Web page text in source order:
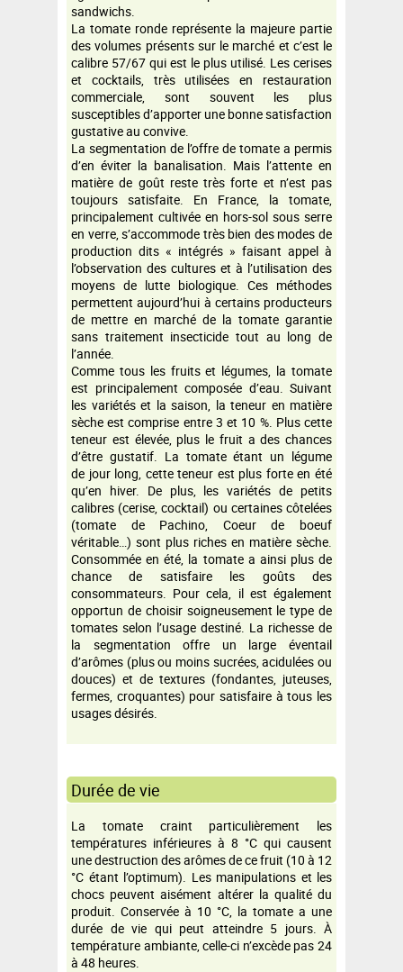
sandwichs.
La tomate ronde représente la majeure partie
des volumes présents sur le marché et c’est le
calibre 57/67 qui est le plus utilisé. Les cerises
et cocktails, très utilisées en restauration
commerciale, sont souvent les plus
susceptibles d’apporter une bonne satisfaction
gustative au convive.
La segmentation de l’offre de tomate a permis
d’en éviter la banalisation. Mais l’attente en
matière de goût reste très forte et n’est pas
toujours satisfaite. En France, la tomate,
principalement cultivée en hors-sol sous serre
en verre, s’accommode très bien des modes de
production dits « intégrés » faisant appel à
l’observation des cultures et à l’utilisation des
moyens de lutte biologique. Ces méthodes
permettent aujourd’hui à certains producteurs
de mettre en marché de la tomate garantie
sans traitement insecticide tout au long de
l’année.
Comme tous les fruits et légumes, la tomate
est principalement composée d’eau. Suivant
les variétés et la saison, la teneur en matière
sèche est comprise entre 3 et 10 %. Plus cette
teneur est élevée, plus le fruit a des chances
d’être gustatif. La tomate étant un légume
de jour long, cette teneur est plus forte en été
qu’en hiver. De plus, les variétés de petits
calibres (cerise, cocktail) ou certaines côtelées
(tomate de Pachino, Coeur de boeuf
véritable…) sont plus riches en matière sèche.
Consommée en été, la tomate a ainsi plus de
chance de satisfaire les goûts des
consommateurs. Pour cela, il est également
opportun de choisir soigneusement le type de
tomates selon l’usage destiné. La richesse de
la segmentation offre un large éventail
d’arômes (plus ou moins sucrées, acidulées ou
douces) et de textures (fondantes, juteuses,
fermes, croquantes) pour satisfaire à tous les
usages désirés.
Durée de vie
La tomate craint particulièrement les
températures inférieures à 8 °C qui causent
une destruction des arômes de ce fruit (10 à 12
°C étant l’optimum). Les manipulations et les
chocs peuvent aisément altérer la qualité du
produit. Conservée à 10 °C, la tomate a une
durée de vie qui peut atteindre 5 jours. À
température ambiante, celle-ci n’excède pas 24
à 48 heures.